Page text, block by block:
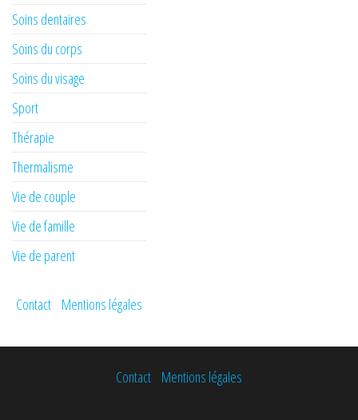
Soins dentaires
Soins du corps
Soins du visage
Sport
Thérapie
Thermalisme
Vie de couple
Vie de famille
Vie de parent
Contact Mentions légales
Contact Mentions légales